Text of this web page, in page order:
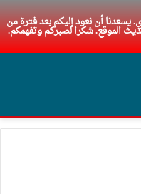
يسعدنا أن نعود إليكم بعد فترة من
الموقع. شكرا لصبركم وتفهمكم.